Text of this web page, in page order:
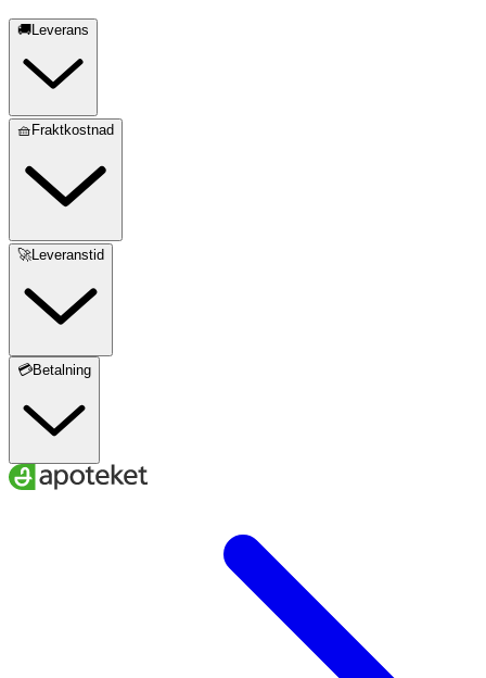
🚚Leverans
🧺Fraktkostnad
🚀Leveranstid
💳Betalning